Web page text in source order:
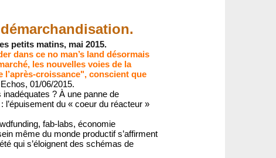
petits matins, mai 2015.
dans ce no man’s land désormais
les nouvelles voies de la
croissance", conscient que
01/06/2015.
? À une panne de
du « coeur du réacteur »
fab-labs, économie
même du monde productif s’affirment
qui s’éloignent des schémas de